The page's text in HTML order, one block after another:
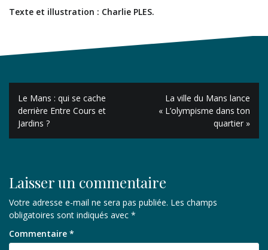
Texte et illustration : Charlie PLES.
Navigation
de
l’article
Le Mans : qui se cache
derrière Entre Cours et
Jardins ?
La ville du Mans lance
« L’olympisme dans ton
quartier »
Laisser un commentaire
Votre adresse e-mail ne sera pas publiée. Les champs
obligatoires sont indiqués avec *
Commentaire *